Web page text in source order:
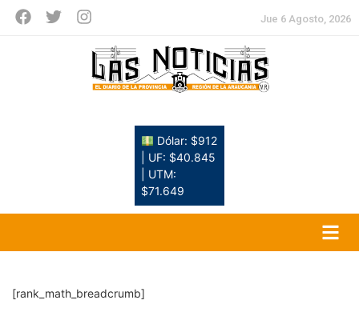
Jue 6 Agosto, 2026
Dólar: $912
| UF: $40.845
| UTM:
$71.649
[rank_math_breadcrumb]